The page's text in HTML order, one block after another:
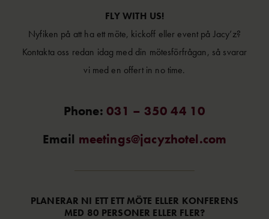
FLY WITH US!
Nyfiken på att ha ett möte, kickoff eller event på Jacy’z?
Kontakta oss redan idag med din mötesförfrågan, så svarar
vi med en offert in no time.
Phone: 031 – 350 44 10
Email meetings@jacyzhotel.com
PLANERAR NI ETT ETT MÖTE ELLER KONFERENS
MED 80 PERSONER ELLER FLER?